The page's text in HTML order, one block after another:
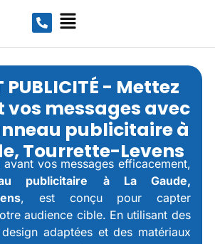
PUBLICITÉ - Mettez
vos messages avec
publicitaire à
Tourrette-Levens
avant vos messages efficacement,
publicitaire
à La Gaude,
, est conçu pour capter
audience cible. En utilisant des
adaptées et des matériaux